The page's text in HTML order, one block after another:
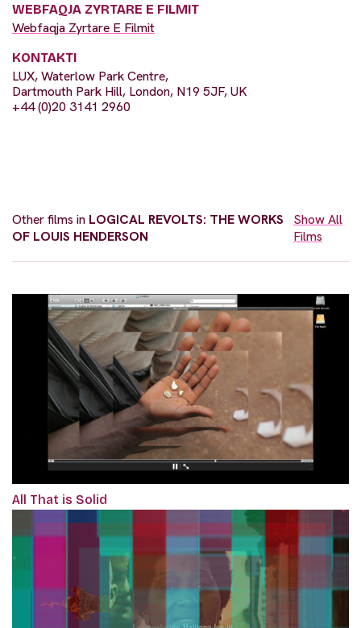
WEBFAQJA ZYRTARE E FILMIT
Webfaqja Zyrtare E Filmit
KONTAKTI
LUX, Waterlow Park Centre,
Dartmouth Park Hill, London, N19 5JF, UK
+44 (0)20 3141 2960
Other films in LOGICAL REVOLTS: THE WORKS
OF LOUIS HENDERSON
Show All
Films
All That is Solid